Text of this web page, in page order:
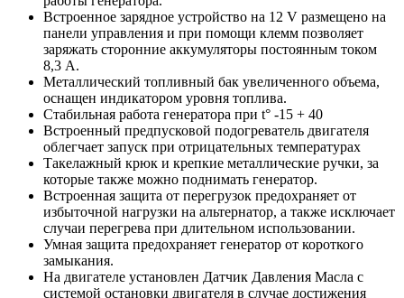
Встроенное зарядное устройство на 12 V размещено на
панели управления и при помощи клемм позволяет
заряжать сторонние аккумуляторы постоянным током
8,3 А.
Металлический топливный бак увеличенного объема,
оснащен индикатором уровня топлива.
Стабильная работа генератора при t° -15 + 40
Встроенный предпусковой подогреватель двигателя
облегчает запуск при отрицательных температурах
Такелажный крюк и крепкие металлические ручки, за
которые также можно поднимать генератор.
Встроенная защита от перегрузок предохраняет от
избыточной нагрузки на альтернатор, а также исключает
случаи перегрева при длительном использовании.
Умная защита предохраняет генератор от короткого
замыкания.
На двигателе установлен Датчик Давления Масла с
системой остановки двигателя в случае достижения